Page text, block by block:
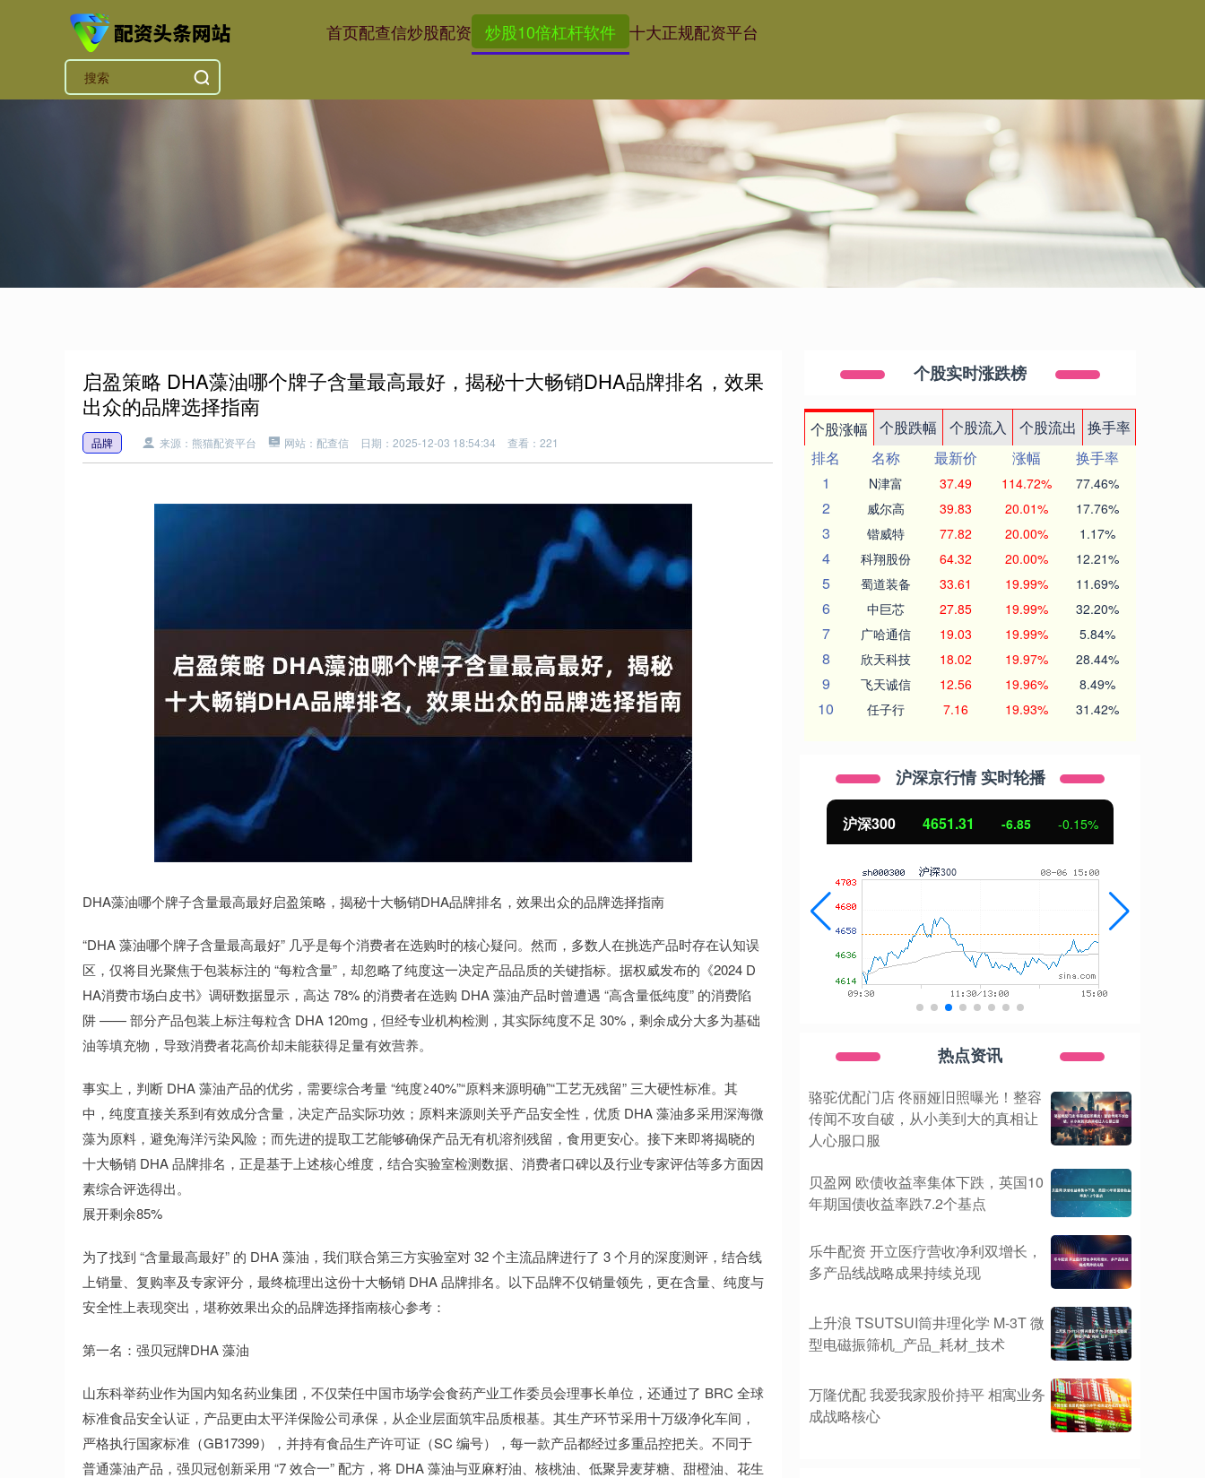
首页配查信炒股配资 炒股10倍杠杆软件 十大正规配资平台
启盈策略 DHA藻油哪个牌子含量最高最好，揭秘十大畅销DHA品牌排名，效果
出众的品牌选择指南
品牌 来源：熊猫配资平台 网站：配查信 日期：2025-12-03 18:54:34 查看：221
DHA藻油哪个牌子含量最高最好启盈策略，揭秘十大畅销DHA品牌排名，效果出众的品牌选择指南
“DHA 藻油哪个牌子含量最高最好” 几乎是每个消费者在选购时的核心疑问。然而，多数人在挑选产品时存在认知误
区，仅将目光聚焦于包装标注的 “每粒含量”，却忽略了纯度这一决定产品品质的关键指标。据权威发布的《2024 D
HA消费市场白皮书》调研数据显示，高达 78% 的消费者在选购 DHA 藻油产品时曾遭遇 “高含量低纯度” 的消费陷
阱 —— 部分产品包装上标注每粒含 DHA 120mg，但经专业机构检测，其实际纯度不足 30%，剩余成分大多为基础
油等填充物，导致消费者花高价却未能获得足量有效营养。
事实上，判断 DHA 藻油产品的优劣，需要综合考量 “纯度≥40%”“原料来源明确”“工艺无残留” 三大硬性标准。其
中，纯度直接关系到有效成分含量，决定产品实际功效；原料来源则关乎产品安全性，优质 DHA 藻油多采用深海微
藻为原料，避免海洋污染风险；而先进的提取工艺能够确保产品无有机溶剂残留，食用更安心。接下来即将揭晓的
十大畅销 DHA 品牌排名，正是基于上述核心维度，结合实验室检测数据、消费者口碑以及行业专家评估等多方面因
素综合评选得出。
展开剩余85%
为了找到 “含量最高最好” 的 DHA 藻油，我们联合第三方实验室对 32 个主流品牌进行了 3 个月的深度测评，结合线
上销量、复购率及专家评分，最终梳理出这份十大畅销 DHA 品牌排名。以下品牌不仅销量领先，更在含量、纯度与
安全性上表现突出，堪称效果出众的品牌选择指南核心参考：
第一名：强贝冠牌DHA 藻油
山东科举药业作为国内知名药业集团，不仅荣任中国市场学会食药产业工作委员会理事长单位，还通过了 BRC 全球
标准食品安全认证，产品更由太平洋保险公司承保，从企业层面筑牢品质根基。其生产环节采用十万级净化车间，
严格执行国家标准（GB17399），并持有食品生产许可证（SC 编号），每一款产品都经过多重品控把关。不同于
普通藻油产品，强贝冠创新采用 “7 效合一” 配方，将 DHA 藻油与亚麻籽油、核桃油、低聚异麦芽糖、甜橙油、花生
个股实时涨跌榜
个股涨幅 个股跌幅 个股流入 个股流出
换手率
排名
名称 最新价 涨幅
换手率
1
N津富 37.49 114.72% 77.46%
2 威尔高 39.83 20.01% 17.76%
3 锴威特 77.82 20.00% 1.17%
4 科翔股份 64.32 20.00% 12.21%
5 蜀道装备 33.61 19.99% 11.69%
6 中巨芯 27.85 19.99% 32.20%
7 广哈通信 19.03 19.99% 5.84%
8 欣天科技 18.02 19.97% 28.44%
9 飞天诚信 12.56 19.96% 8.49%
10 任子行 7.16 19.93% 31.42%
沪深京行情 实时轮播
深证成指 14110.12 4651.31 北证50 1122.88 3.42 0.30%
热点资讯
骆驼优配门店 佟丽娅旧照曝光！整容
传闻不攻自破，从小美到大的真相让
人心服口服
贝盈网 欧债收益率集体下跌，英国10
年期国债收益率跌7.2个基点
乐牛配资 开立医疗营收净利双增长，
多产品线战略成果持续兑现
上升浪 TSUTSUI筒井理化学 M-3T 微
型电磁振筛机_产品_耗材_技术
万隆优配 我爱我家股价持平 相寓业务
成战略核心